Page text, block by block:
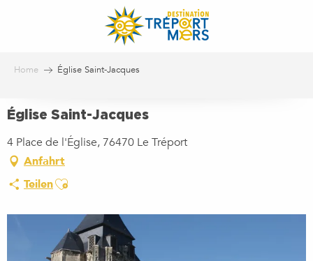
Home Église Saint-Jacques
Église Saint-Jacques
4 Place de l'Église, 76470 Le Tréport
Anfahrt
TeilenAjouter aux favoris